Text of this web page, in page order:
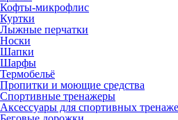
Кофты-микрофлис
Куртки
Лыжные перчатки
Носки
Шапки
Шарфы
Термобельё
Пропитки и моющие средства
Спортивные тренажеры
Аксессуары для спортивных